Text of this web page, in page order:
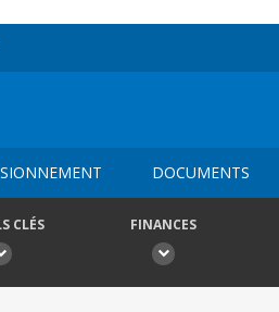
DOCUMENTS
CLÉS FINANCES